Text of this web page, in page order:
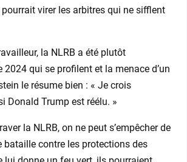
virer les arbitres qui ne sifflent
la NLRB a été plutôt
qui se profilent et la menace d’un
le résume bien : « Je crois
Donald Trump est réélu. »
la NLRB, on ne peut s’empêcher de
bataille contre les protections des